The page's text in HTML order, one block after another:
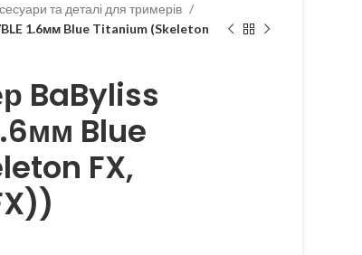
та деталі для тримерів
1.6мм Blue Titanium (Skeleton
BaByliss
Blue
FX,